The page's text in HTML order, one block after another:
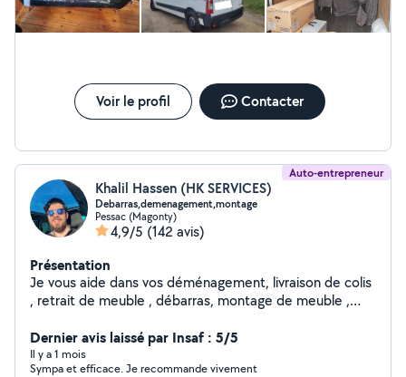
Voir le profil Contacter
Auto-entrepreneur
Khalil Hassen (HK SERVICES)
Debarras,demenagement,montage
Pessac (Magonty)
4,9/5 (142 avis)
Présentation
Je vous aide dans vos déménagement, livraison de colis
, retrait de meuble , débarras, montage de meuble ,
Dernier avis laissé par Insaf : 5/5
Il y a 1 mois
Sympa et efficace. Je recommande vivement